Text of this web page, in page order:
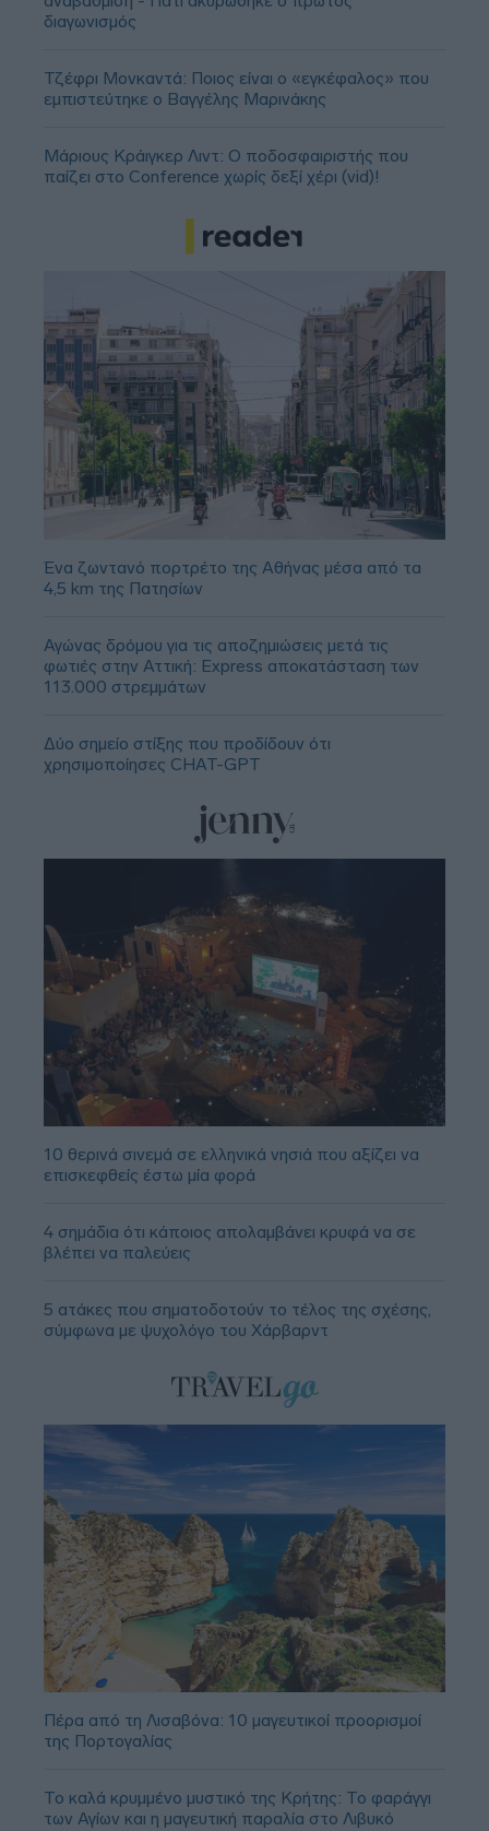
διαγωνισμός
Τζέφρι Μονκαντά: Ποιος είναι ο «εγκέφαλος» που
εμπιστεύτηκε ο Βαγγέλης Μαρινάκης
Μάριους Κράιγκερ Λιντ: Ο ποδοσφαιριστής που
παίζει στο Conference χωρίς δεξί χέρι (vid)!
Ένα ζωντανό πορτρέτο της Αθήνας μέσα από τα
4,5 km της Πατησίων
Αγώνας δρόμου για τις αποζημιώσεις μετά τις
φωτιές στην Αττική: Express αποκατάσταση των
113.000 στρεμμάτων
Δύο σημείο στίξης που προδίδουν ότι
χρησιμοποίησες CHAT-GPT
10 θερινά σινεμά σε ελληνικά νησιά που αξίζει να
επισκεφθείς έστω μία φορά
4 σημάδια ότι κάποιος απολαμβάνει κρυφά να σε
βλέπει να παλεύεις
5 ατάκες που σηματοδοτούν το τέλος της σχέσης,
σύμφωνα με ψυχολόγο του Χάρβαρντ
Πέρα από τη Λισαβόνα: 10 μαγευτικοί προορισμοί
της Πορτογαλίας
Το καλά κρυμμένο μυστικό της Κρήτης: Το φαράγγι
των Αγίων και η μαγευτική παραλία στο Λιβυκό